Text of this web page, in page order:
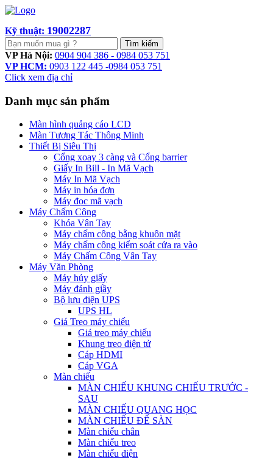
Kỹ thuật: 19002287
Tìm kiếm
VP Hà Nội: 0904 904 386 - 0984 053 751
VP HCM: 0903 122 445 -0984 053 751
Click xem địa chỉ
Danh mục sản phẩm
Màn hình quảng cáo LCD
Màn Tương Tác Thông Minh
Thiết Bị Siêu Thị
Cổng xoay 3 càng và Cổng barrier
Giấy In Bill - In Mã Vạch
Máy In Mã Vạch
Máy in hóa đơn
Máy đọc mã vạch
Máy Chấm Công
Khóa Vân Tay
Máy chấm công bằng khuôn mặt
Máy chấm công kiểm soát cửa ra vào
Máy Chấm Công Vân Tay
Máy Văn Phòng
Máy hủy giấy
Máy đánh giầy
Bộ lưu điện UPS
UPS HL
Giá Treo máy chiếu
Giá treo máy chiếu
Khung treo điện tử
Cáp HDMI
Cáp VGA
Màn chiếu
MÀN CHIẾU KHUNG CHIẾU TRƯỚC -
SAU
MÀN CHIẾU QUANG HỌC
MÀN CHIẾU ĐỂ SÀN
Màn chiếu chân
Màn chiếu treo
Màn chiếu điện